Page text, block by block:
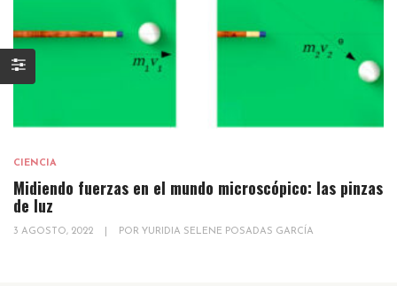
CIENCIA
Midiendo fuerzas en el mundo microscópico: las pinzas
de luz
3 AGOSTO, 2022 POR YURIDIA SELENE POSADAS GARCÍA